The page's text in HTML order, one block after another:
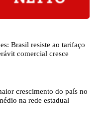
Brasil resiste ao tarifaço
comercial cresce
crescimento do país no
na rede estadual